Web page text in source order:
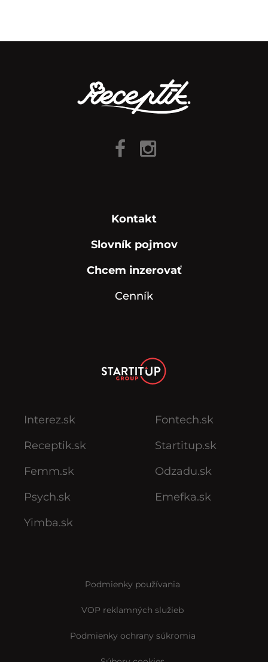
Kontakt
Slovník pojmov
Chcem inzerovať
Cenník
Interez.sk
Receptik.sk
Femm.sk
Psych.sk
Yimba.sk
Fontech.sk
Startitup.sk
Odzadu.sk
Emefka.sk
Podmienky používania
VOP reklamných služieb
Podmienky ochrany súkromia